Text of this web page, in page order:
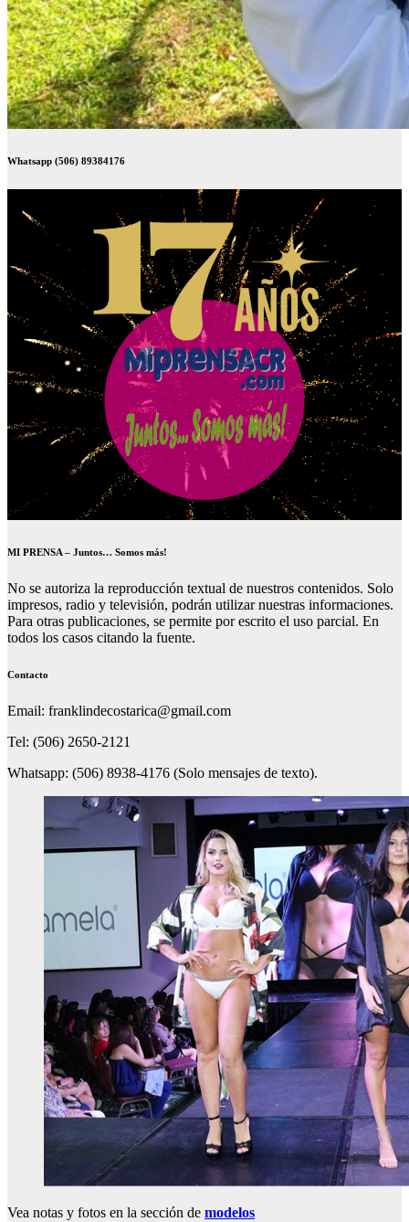
Whatsapp (506) 89384176
MI PRENSA – Juntos… Somos más!
No se autoriza la reproducción textual de nuestros contenidos. Solo
impresos, radio y televisión, podrán utilizar nuestras informaciones.
Para otras publicaciones, se permite por escrito el uso parcial. En
todos los casos citando la fuente.
Contacto
Email: franklindecostarica@gmail.com
Tel: (506) 2650-2121
Whatsapp: (506) 8938-4176 (Solo mensajes de texto).
Vea notas y fotos en la sección de modelos